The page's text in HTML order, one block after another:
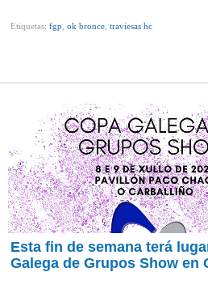
Etiquetas: fgp ok bronce traviesas hc
Esta fin de semana terá
Galega de Grupos Show en